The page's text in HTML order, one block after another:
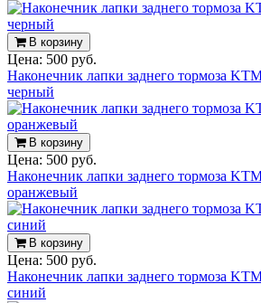
В корзину
Цена: 500 руб.
Наконечник лапки заднего тормоза
черный
В корзину
Цена: 500 руб.
Наконечник лапки заднего тормоза
оранжевый
В корзину
Цена: 500 руб.
Наконечник лапки заднего тормоза
синий